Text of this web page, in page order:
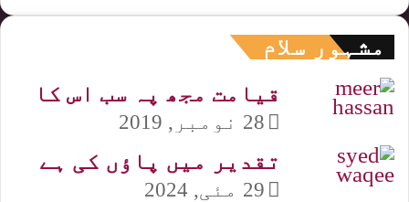
مشہور سلام
قیامت مجھ پہ سب اس کا
28 نومبر, 2019
تقدیر میں پاؤں کی ہے
29 مئی, 2024